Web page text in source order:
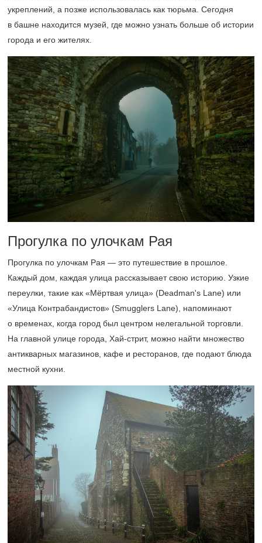
укреплений, а позже использовалась как тюрьма. Сегодня
в башне находится музей, где можно узнать больше об истории
города и его жителях.
Прогулка по улочкам Рая
Прогулка по улочкам Рая — это путешествие в прошлое.
Каждый дом, каждая улица рассказывает свою историю. Узкие
переулки, такие как «Мёртвая улица» (Deadman's Lane) или
«Улица Контрабандистов» (Smugglers Lane), напоминают
о временах, когда город был центром нелегальной торговли.
На главной улице города, Хай-стрит, можно найти множество
антикварных магазинов, кафе и ресторанов, где подают блюда
местной кухни.